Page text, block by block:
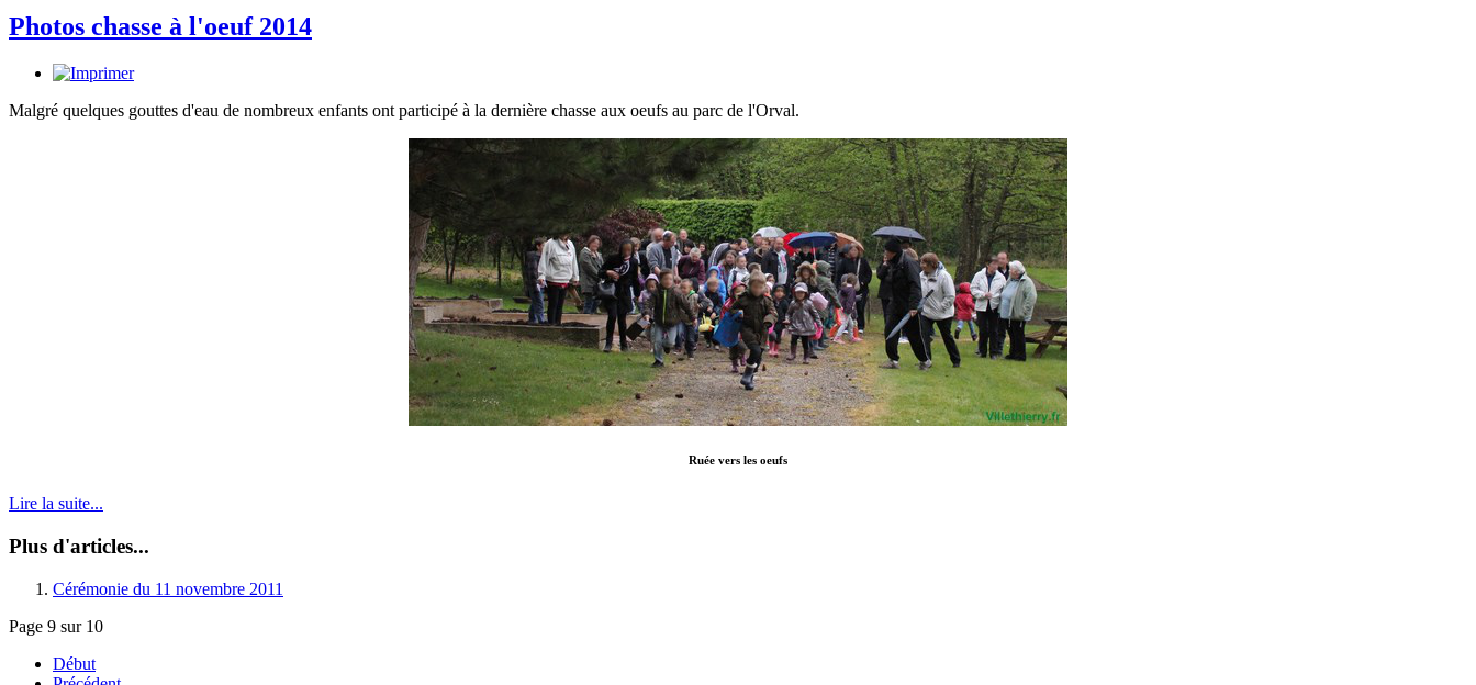
Photos chasse à l'oeuf 2014
Malgré quelques gouttes d'eau de nombreux enfants ont participé à la dernière chasse aux oeufs au parc de l'Orval.
Ruée vers les oeufs
Lire la suite...
Plus d'articles...
Cérémonie du 11 novembre 2011
Page 9 sur 10
Début